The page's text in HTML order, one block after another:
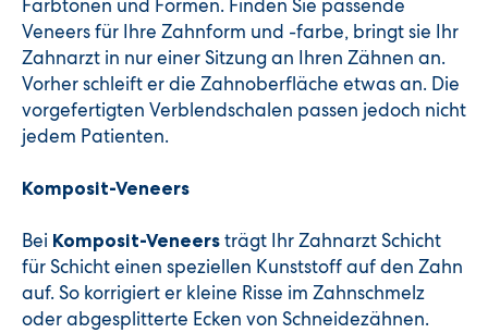
Farbtönen und Formen. Finden Sie passende
Veneers für Ihre Zahnform und -farbe, bringt sie Ihr
Zahnarzt in nur einer Sitzung an Ihren Zähnen an.
Vorher schleift er die Zahnoberfläche etwas an. Die
vorgefertigten Verblendschalen passen jedoch nicht
jedem Patienten.
Komposit-Veneers
Bei Komposit-Veneers trägt Ihr Zahnarzt Schicht
für Schicht einen speziellen Kunststoff auf den Zahn
auf. So korrigiert er kleine Risse im Zahnschmelz
oder abgesplitterte Ecken von Schneidezähnen.